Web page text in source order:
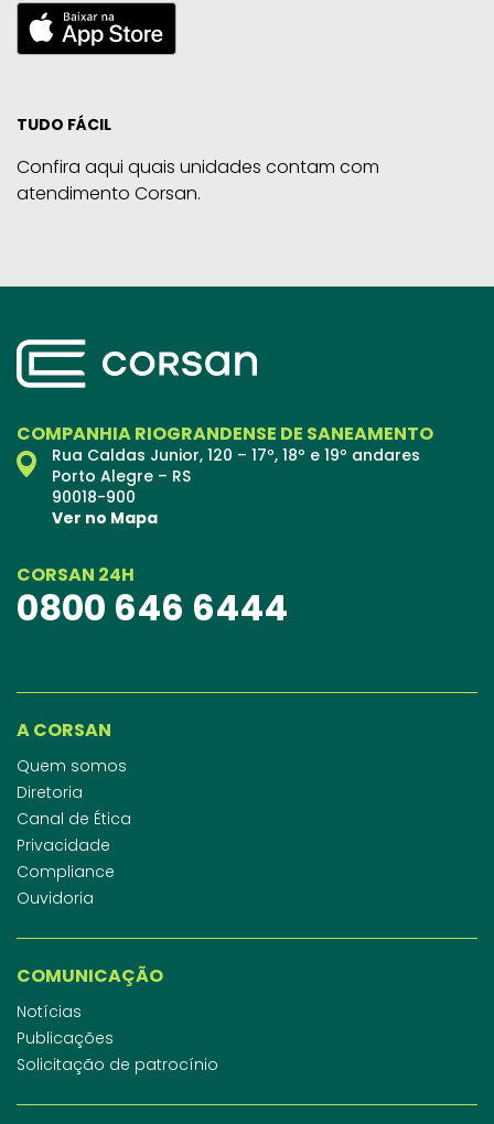
TUDO FÁCIL
Confira aqui quais unidades contam com
atendimento Corsan.
COMPANHIA RIOGRANDENSE DE SANEAMENTO
Rua Caldas Junior, 120 – 17º, 18º e 19º andares
Porto Alegre – RS
90018-900
Ver no Mapa
CORSAN 24H
0800 646 6444
A CORSAN
Quem somos
Diretoria
Canal de Ética
Privacidade
Compliance
Ouvidoria
COMUNICAÇÃO
Notícias
Publicações
Solicitação de patrocínio